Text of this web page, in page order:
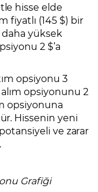
hisse elde
fiyatlı (145 $) bir
daha yüksek
2 $’a
opsiyonu 3
alım opsiyonunu 2
opsiyonuna
Hissenin yeni
ve zarar
Grafiği